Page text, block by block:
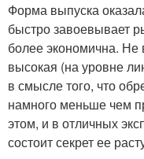
Форма выпуска
быстро завоевывает
более экономична.
высокая (на уровне
в смысле того, что
намного меньше чем
этом, и в отличных
состоит секрет ее